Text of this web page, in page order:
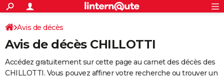
ACTUALITÉS
Politique
Société
Faits Divers
Education
Monde
Villes
+
SPORT
Coupe du monde 2026
Football
Tennis
Cyclisme
Rugby
Forum
Programme TV
TNT
Streaming
Cinéma
Sorties cinéma
Musique
+
FINANCE
Avis de décès
Avis de décès CHILLOTTI
Accédez gratuitement sur cette page au carnet des décès des
CHILLOTTI. Vous pouvez affiner votre recherche ou trouver un